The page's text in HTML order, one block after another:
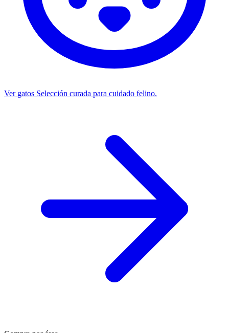
Ver gatos Selección curada para cuidado felino.